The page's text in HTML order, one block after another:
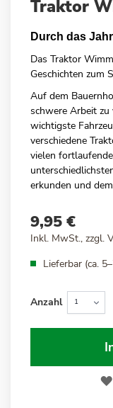
Anfang
Bildergalerie
springen
Traktor
Durch das Jahr
Das Traktor
Geschichten zum
Auf dem
schwere Arbeit zu
wichtigste
verschiedene
vielen
erkunden und
9,95 €
Inkl. MwSt., zzgl.
Lieferbar (ca.
Anzahl